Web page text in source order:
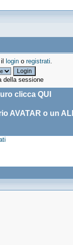
login o registrati.
della sessione
clicca QUI
AVATAR o un